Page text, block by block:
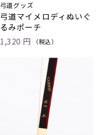
弓道グッズ
弓道マイメロディぬいぐ
るみポーチ
1,320 円
（税込）